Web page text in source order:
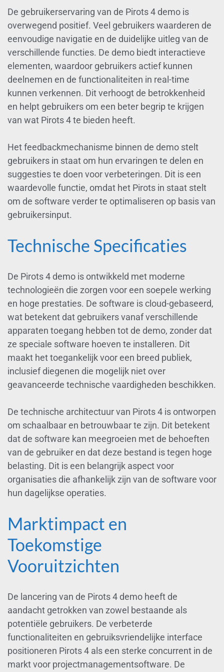
De gebruikerservaring van de Pirots 4 demo is
overwegend positief. Veel gebruikers waarderen de
eenvoudige navigatie en de duidelijke uitleg van de
verschillende functies. De demo biedt interactieve
elementen, waardoor gebruikers actief kunnen
deelnemen en de functionaliteiten in real-time
kunnen verkennen. Dit verhoogt de betrokkenheid
en helpt gebruikers om een beter begrip te krijgen
van wat Pirots 4 te bieden heeft.
Het feedbackmechanisme binnen de demo stelt
gebruikers in staat om hun ervaringen te delen en
suggesties te doen voor verbeteringen. Dit is een
waardevolle functie, omdat het Pirots in staat stelt
om de software verder te optimaliseren op basis van
gebruikersinput.
Technische Specificaties
De Pirots 4 demo is ontwikkeld met moderne
technologieën die zorgen voor een soepele werking
en hoge prestaties. De software is cloud-gebaseerd,
wat betekent dat gebruikers vanaf verschillende
apparaten toegang hebben tot de demo, zonder dat
ze speciale software hoeven te installeren. Dit
maakt het toegankelijk voor een breed publiek,
inclusief diegenen die mogelijk niet over
geavanceerde technische vaardigheden beschikken.
De technische architectuur van Pirots 4 is ontworpen
om schaalbaar en betrouwbaar te zijn. Dit betekent
dat de software kan meegroeien met de behoeften
van de gebruiker en dat deze bestand is tegen hoge
belasting. Dit is een belangrijk aspect voor
organisaties die afhankelijk zijn van de software voor
hun dagelijkse operaties.
Marktimpact en
Toekomstige
Vooruitzichten
De lancering van de Pirots 4 demo heeft de
aandacht getrokken van zowel bestaande als
potentiële gebruikers. De verbeterde
functionaliteiten en gebruiksvriendelijke interface
positioneren Pirots 4 als een sterke concurrent in de
markt voor projectmanagementsoftware. De